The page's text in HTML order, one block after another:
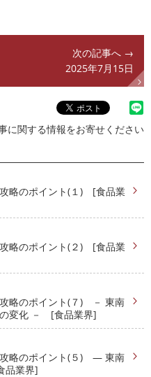
次の記事へ →
2025年7月15日
に関する情報をお寄せください
略のポイント(１) [食品業
略のポイント(２) [食品業
略のポイント(７) － 東南
の変化 － [食品業界]
攻略のポイント(５) ― 東南
品業界]